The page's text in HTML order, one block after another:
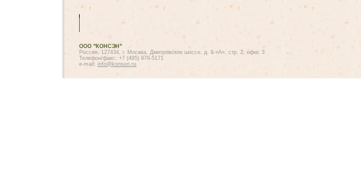
ООО "КОНСЭН"
Россия, 127434, г. Москва, Дмитровское шоссе, д. 9 «А», стр. 2, офис 3
Телефон/факс: +7 (495) 979-5171
e-mail: info@konsen.ru